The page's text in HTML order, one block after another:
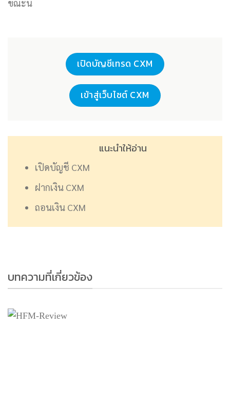
ขณะนี้
เปิดบัญชีเทรด CXM
เข้าสู่เว็บไซต์ CXM
แนะนำให้อ่าน
เปิดบัญชี CXM
ฝากเงิน CXM
ถอนเงิน CXM
บทความที่เกี่ยวข้อง